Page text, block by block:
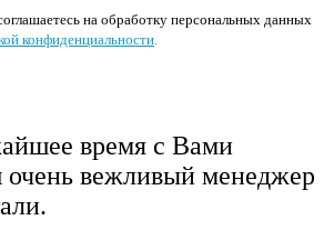
на обработку персональных данных
конфиденциальности
время с Вами
очень вежливый менеджер